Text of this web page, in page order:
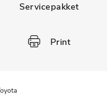
Servicepakket
Print